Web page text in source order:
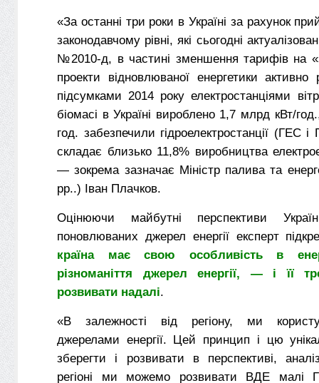
«За останні три роки в Україні за рахунок
законодавчому рівні, які сьогодні
№2010-д, в частині зменшення тарифів на
проекти відновлюваної енергетики
підсумками 2014 року електростанціями
біомасі в Україні вироблено 1,7 млрд кВт/
год. забезпечили гідроелектростанції (ГЕС
складає близько 11,8% виробництва
— зокрема зазначає Міністр палива та
рр..) Іван Плачков.
Оцінюючи майбутні перспективи
поновлюваних джерел енергії експерт
країна має свою особливість в
різноманіття джерел енергії, — і її
розвивати надалі.
«В залежності від регіону, ми
джерелами енергії. Цей принцип і цю
зберегти і розвивати в перспективі,
регіоні ми можемо розвивати ВДЕ